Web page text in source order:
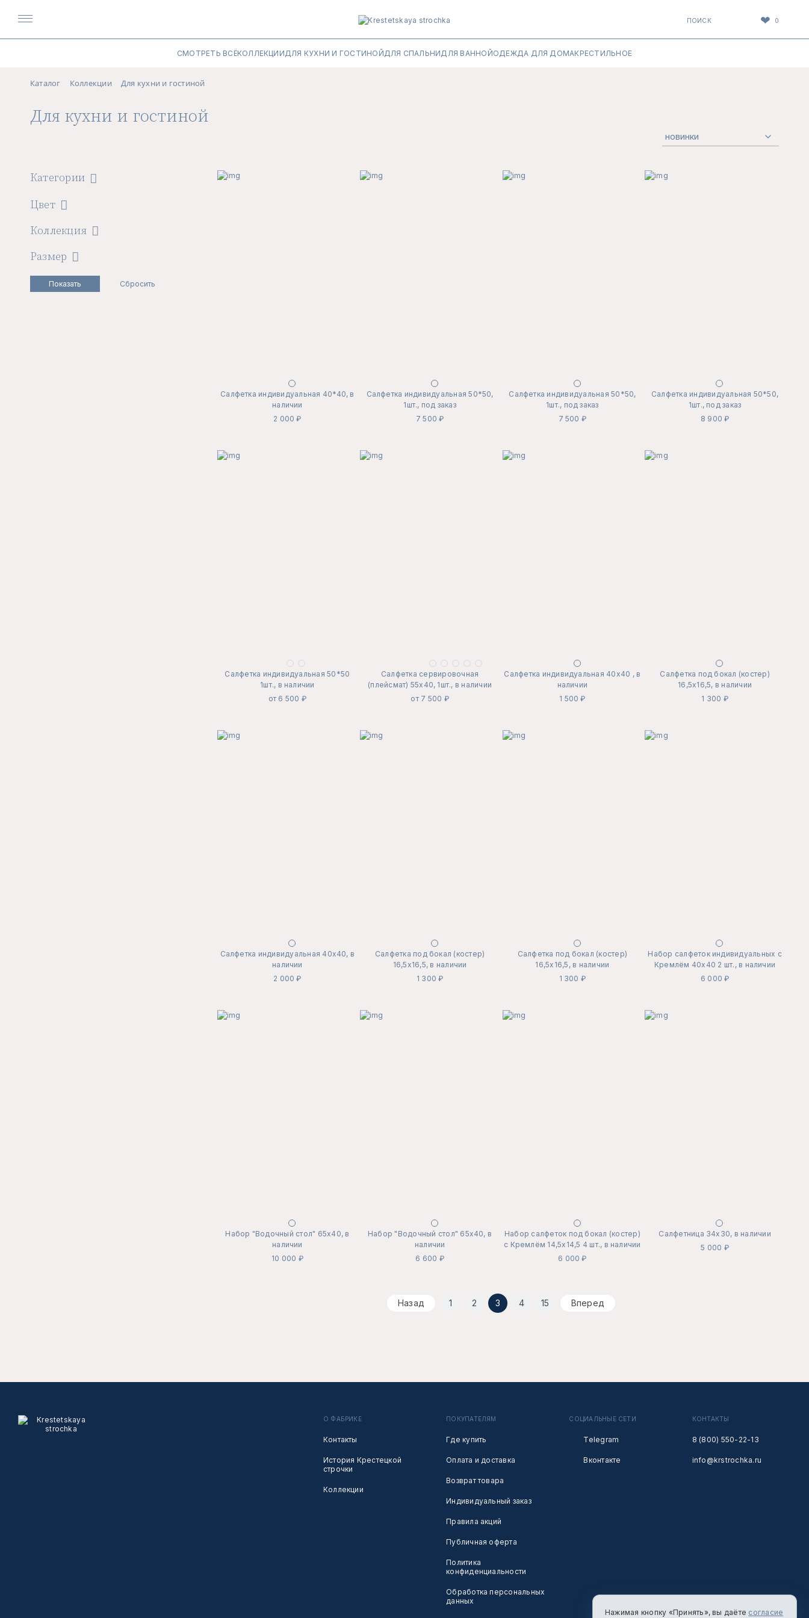
ПОИСК ❤ 0
СМОТРЕТЬ ВСЁКОЛЛЕКЦИИДЛЯ КУХНИ И ГОСТИНОЙДЛЯ СПАЛЬНИДЛЯ ВАННОЙОДЕЖДА ДЛЯ ДОМАКРЕСТИЛЬНОЕ
Каталог Коллекции Для кухни и гостиной
Для кухни и гостиной
Категории
Цвет
Коллекция
Размер
Салфетка индивидуальная 40*40, в
наличии
2 000 ₽
Салфетка индивидуальная 50*50,
1шт., под заказ
7 500 ₽
Салфетка индивидуальная 50*50,
1шт., под заказ
7 500 ₽
Салфетка индивидуальная 50*50,
1шт., под заказ
8 900 ₽
Салфетка индивидуальная 50*50
1шт., в наличии
от 6 500 ₽
Салфетка сервировочная
(плейсмат) 55х40, 1шт., в наличии
от 7 500 ₽
Салфетка индивидуальная 40х40 , в
наличии
1 500 ₽
Салфетка под бокал (костер)
16,5х16,5, в наличии
1 300 ₽
Салфетка индивидуальная 40х40, в
наличии
2 000 ₽
Салфетка под бокал (костер)
16,5х16,5, в наличии
1 300 ₽
Салфетка под бокал (костер)
16,5х16,5, в наличии
1 300 ₽
Набор салфеток индивидуальных с
Кремлём 40х40 2 шт., в наличии
6 000 ₽
Набор "Водочный стол" 65х40, в
наличии
10 000 ₽
Набор "Водочный стол" 65х40, в
наличии
6 600 ₽
Набор салфеток под бокал (костер)
с Кремлём 14,5х14,5 4 шт., в наличии
6 000 ₽
Салфетница 34х30, в наличии
5 000 ₽
Назад 1 2 3 4 15 Вперед
О ФАБРИКЕ
Контакты
История Крестецкой
строчки
Коллекции
ПОКУПАТЕЛЯМ
Где купить
Оплата и доставка
Возврат товара
Индивидуальный заказ
Правила акций
Публичная оферта
Политика
конфиденциальности
Обработка персональных
данных
СОЦИАЛЬНЫЕ СЕТИ
Telegram
Вконтакте
КОНТАКТЫ
8 (800) 550-22-13
info@krstrochka.ru
Нажимая кнопку «Принять», вы даёте согласие